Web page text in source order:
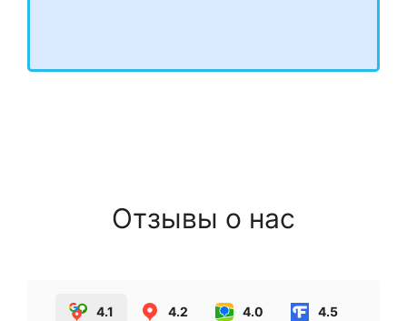
Отзывы о нас
4.1 4.2 4.0 4.5